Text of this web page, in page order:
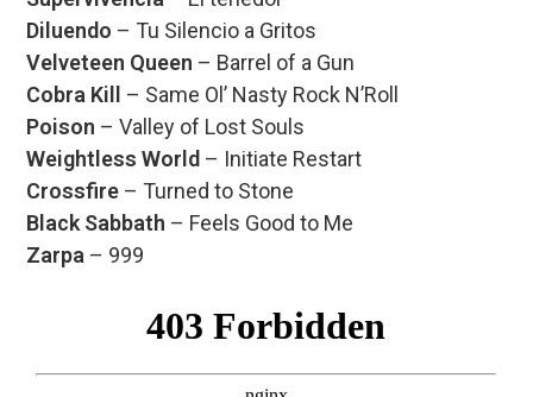
Diluendo – Tu Silencio a Gritos
Velveteen Queen – Barrel of a Gun
Cobra Kill – Same Ol’ Nasty Rock N’Roll
Poison – Valley of Lost Souls
Weightless World – Initiate Restart
Crossfire – Turned to Stone
Black Sabbath – Feels Good to Me
Zarpa – 999